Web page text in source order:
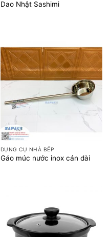
Dao Nhật Sashimi
DỤNG CỤ NHÀ BẾP
Gáo múc nước inox cán dài